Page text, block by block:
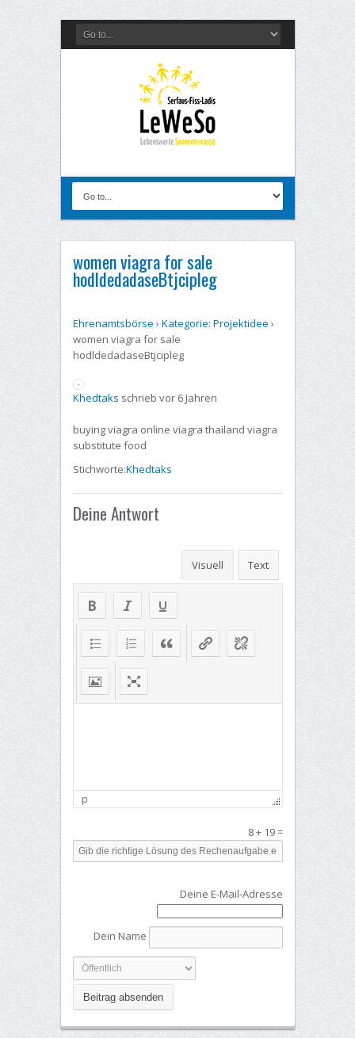
women viagra for sale
hodldedadaseBtjcipleg
Ehrenamtsbörse › Kategorie: Projektidee ›
women viagra for sale
hodldedadaseBtjcipleg
Khedtaks schrieb vor 6 Jahren
buying viagra online viagra thailand viagra
substitute food
Stichworte:Khedtaks
Deine Antwort
Visuell Text
p
8+ 19=
Deine E-Mail-Adresse
Dein Name